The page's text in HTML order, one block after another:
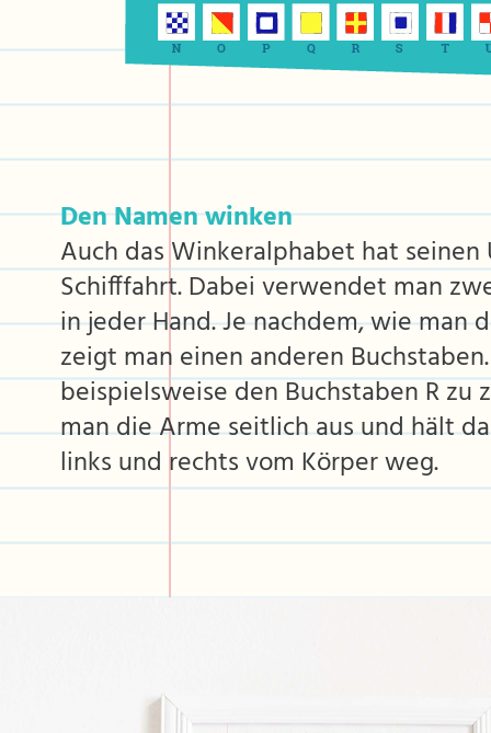
Den Namen winken
Auch das Winkeralphabet hat seinen
Schifffahrt. Dabei verwendet man
in jeder Hand. Je nachdem, wie man
zeigt man einen anderen
beispielsweise den Buchstaben R zu
man die Arme seitlich aus und hält
links und rechts vom Körper weg.